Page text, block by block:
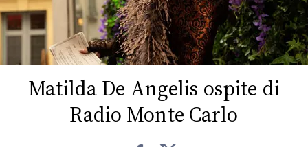
FOTO
CONCORSI
Matilda De Angelis ospite di
Radio Monte Carlo